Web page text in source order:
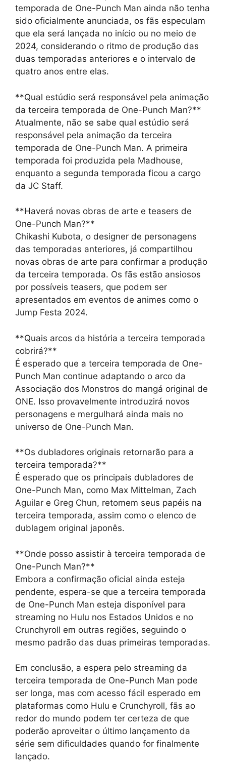
temporada de One-Punch Man ainda não tenha
sido oficialmente anunciada, os fãs especulam
que ela será lançada no início ou no meio de
2024, considerando o ritmo de produção das
duas temporadas anteriores e o intervalo de
quatro anos entre elas.
**Qual estúdio será responsável pela animação
da terceira temporada de One-Punch Man?**
Atualmente, não se sabe qual estúdio será
responsável pela animação da terceira
temporada de One-Punch Man. A primeira
temporada foi produzida pela Madhouse,
enquanto a segunda temporada ficou a cargo
da JC Staff.
**Haverá novas obras de arte e teasers de
One-Punch Man?**
Chikashi Kubota, o designer de personagens
das temporadas anteriores, já compartilhou
novas obras de arte para confirmar a produção
da terceira temporada. Os fãs estão ansiosos
por possíveis teasers, que podem ser
apresentados em eventos de animes como o
Jump Festa 2024.
**Quais arcos da história a terceira temporada
cobrirá?**
É esperado que a terceira temporada de One-
Punch Man continue adaptando o arco da
Associação dos Monstros do mangá original de
ONE. Isso provavelmente introduzirá novos
personagens e mergulhará ainda mais no
universo de One-Punch Man.
**Os dubladores originais retornarão para a
terceira temporada?**
É esperado que os principais dubladores de
One-Punch Man, como Max Mittelman, Zach
Aguilar e Greg Chun, retomem seus papéis na
terceira temporada, assim como o elenco de
dublagem original japonês.
**Onde posso assistir à terceira temporada de
One-Punch Man?**
Embora a confirmação oficial ainda esteja
pendente, espera-se que a terceira temporada
de One-Punch Man esteja disponível para
streaming no Hulu nos Estados Unidos e no
Crunchyroll em outras regiões, seguindo o
mesmo padrão das duas primeiras temporadas.
Em conclusão, a espera pelo streaming da
terceira temporada de One-Punch Man pode
ser longa, mas com acesso fácil esperado em
plataformas como Hulu e Crunchyroll, fãs ao
redor do mundo podem ter certeza de que
poderão aproveitar o último lançamento da
série sem dificuldades quando for finalmente
lançado.